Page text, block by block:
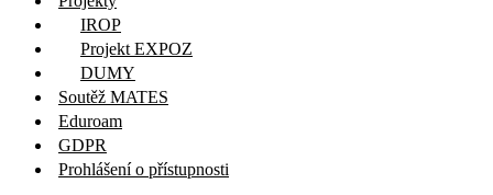
IROP
Projekt EXPOZ
DUMY
Soutěž MATES
Eduroam
GDPR
Prohlášení o přístupnosti